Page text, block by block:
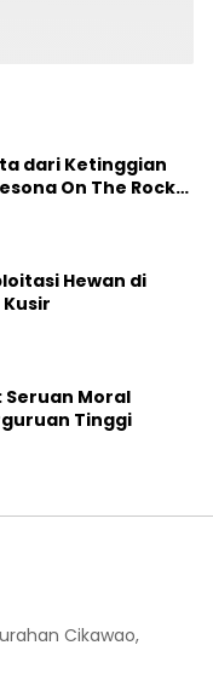
dari Ketinggian
On The Rock
Daun
Hewan di
Moral
Tinggi
Cikawao,